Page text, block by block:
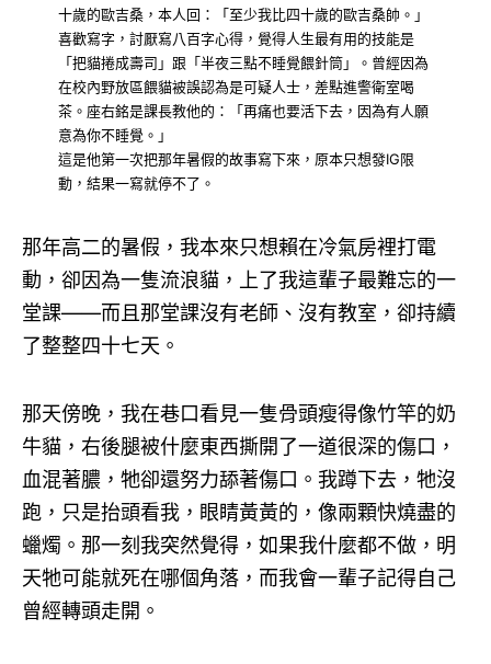
十歲的歐吉桑，本人回：「至少我比四十歲的歐吉桑帥。」
喜歡寫字，討厭寫八百字心得，覺得人生最有用的技能是
「把貓捲成壽司」跟「半夜三點不睡覺餵針筒」。曾經因為
在校內野放區餵貓被誤認為是可疑人士，差點進警衛室喝
茶。座右銘是課長教他的：「再痛也要活下去，因為有人願
意為你不睡覺。」
這是他第一次把那年暑假的故事寫下來，原本只想發IG限
動，結果一寫就停不了。
那年高二的暑假，我本來只想賴在冷氣房裡打電
動，卻因為一隻流浪貓，上了我這輩子最難忘的一
堂課——而且那堂課沒有老師、沒有教室，卻持續
了整整四十七天。
那天傍晚，我在巷口看見一隻骨頭瘦得像竹竿的奶
牛貓，右後腿被什麼東西撕開了一道很深的傷口，
血混著膿，牠卻還努力舔著傷口。我蹲下去，牠沒
跑，只是抬頭看我，眼睛黃黃的，像兩顆快燒盡的
蠟燭。那一刻我突然覺得，如果我什麼都不做，明
天牠可能就死在哪個角落，而我會一輩子記得自己
曾經轉頭走開。